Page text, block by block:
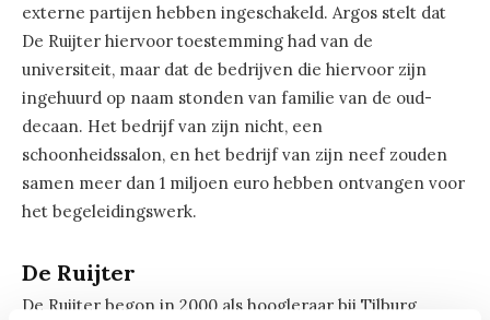
externe partijen hebben ingeschakeld. Argos stelt dat
De Ruijter hiervoor toestemming had van de
universiteit, maar dat de bedrijven die hiervoor zijn
ingehuurd op naam stonden van familie van de oud-
decaan. Het bedrijf van zijn nicht, een
schoonheidssalon, en het bedrijf van zijn neef zouden
samen meer dan 1 miljoen euro hebben ontvangen voor
het begeleidingswerk.
De Ruijter
De Ruijter begon in 2000 als hoogleraar bij Tilburg